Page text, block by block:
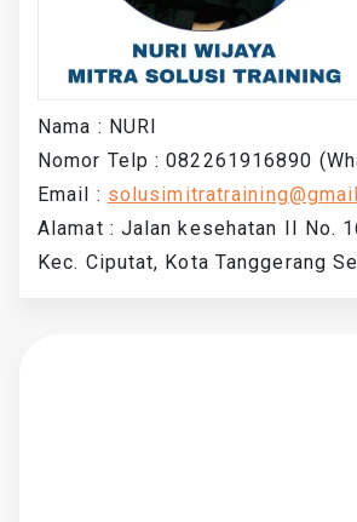
Nama : NURI
Nomor Telp : 082261916890
Email :
Alamat : Jalan kesehatan II No.
Kec. Ciputat, Kota Tanggerang